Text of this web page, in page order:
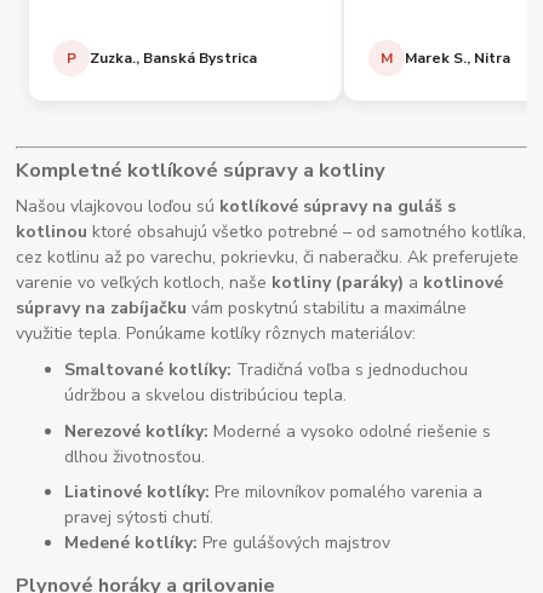
P Zuzka., Banská Bystrica M Marek S., Nitra
Kompletné kotlíkové súpravy a kotliny
Našou vlajkovou loďou sú kotlíkové súpravy na guláš s
kotlinou ktoré obsahujú všetko potrebné – od samotného kotlíka,
cez kotlinu až po varechu, pokrievku, či naberačku. Ak preferujete
varenie vo veľkých kotloch, naše kotliny (paráky) a kotlinové
súpravy na zabíjačku vám poskytnú stabilitu a maximálne
využitie tepla. Ponúkame kotlíky rôznych materiálov:
Smaltované kotlíky: Tradičná voľba s jednoduchou
údržbou a skvelou distribúciou tepla.
Nerezové kotlíky: Moderné a vysoko odolné riešenie s
dlhou životnosťou.
Liatinové kotlíky: Pre milovníkov pomalého varenia a
pravej sýtosti chutí.
Medené kotlíky: Pre gulášových majstrov
Plynové horáky a grilovanie